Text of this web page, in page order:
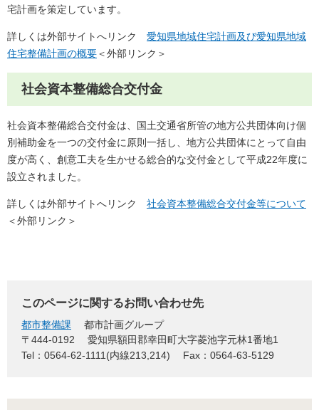
宅計画を策定しています。
詳しくは外部サイトへリンク 愛知県地域住宅計画及び愛知県地域
住宅整備計画の概要＜外部リンク＞
社会資本整備総合交付金
社会資本整備総合交付金は、国土交通省所管の地方公共団体向け個
別補助金を一つの交付金に原則一括し、地方公共団体にとって自由
度が高く、創意工夫を生かせる総合的な交付金として平成22年度に
設立されました。
詳しくは外部サイトへリンク 社会資本整備総合交付金等について
＜外部リンク＞
このページに関するお問い合わせ先
都市整備課
都市計画グループ
〒444-0192
愛知県額田郡幸田町大字菱池字元林1番地1
Tel：0564-62-1111(内線213,214)
Fax：0564-63-5129